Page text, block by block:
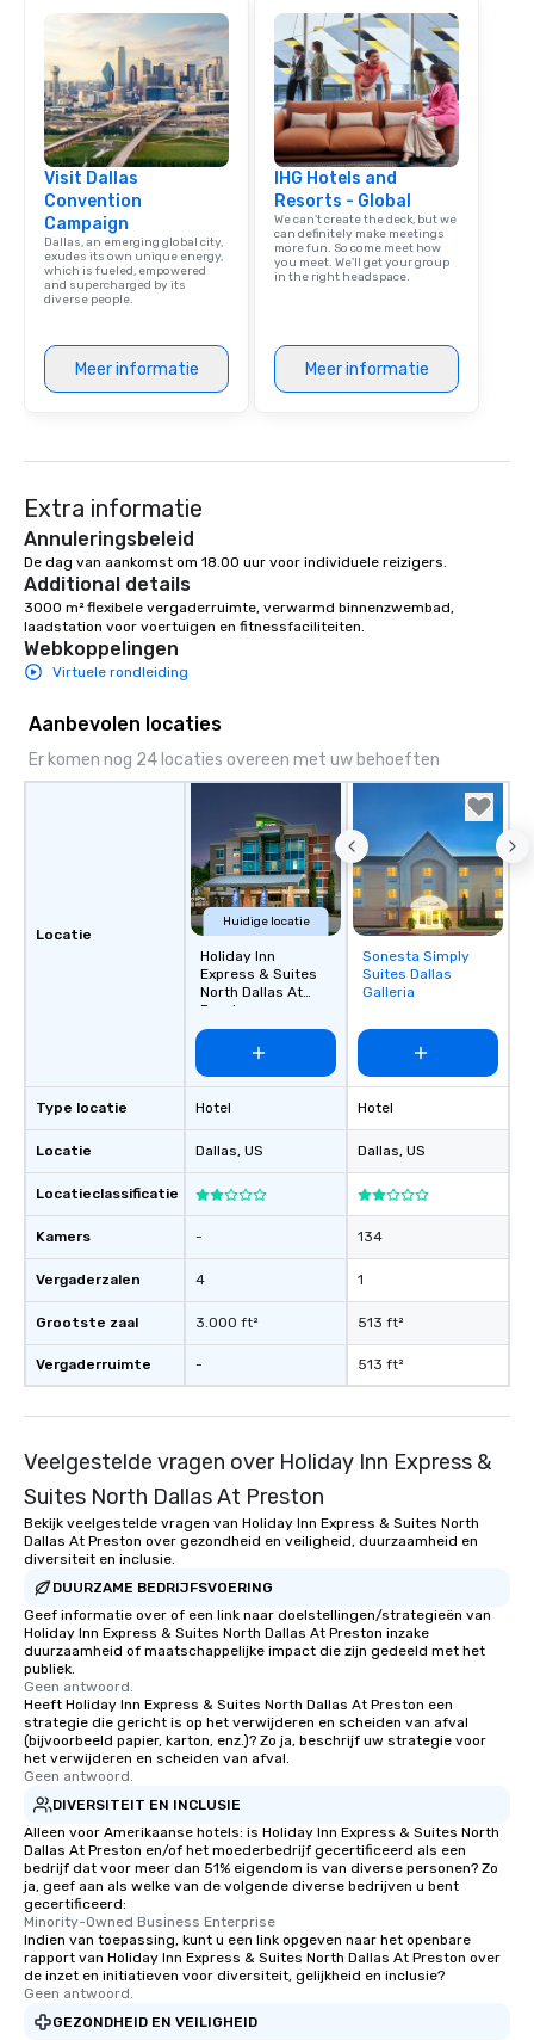
Visit Dallas
Convention
Campaign
Dallas, an emerging global city,
exudes its own unique energy,
which is fueled, empowered
and supercharged by its
diverse people.
Meer informatie
IHG Hotels and
Resorts - Global
We can't create the deck, but we
can definitely make meetings
more fun. So come meet how
you meet. We'll get your group
in the right headspace.
Meer informatie
Extra informatie
Annuleringsbeleid
De dag van aankomst om 18.00 uur voor individuele reizigers.
Additional details
3000 m² flexibele vergaderruimte, verwarmd binnenzwembad,
laadstation voor voertuigen en fitnessfaciliteiten.
Webkoppelingen
Virtuele rondleiding
Aanbevolen locaties
Er komen nog 24 locaties overeen met uw behoeften
Locatie
Type locatie
Locatie
Locatieclassificatie
Kamers
Vergaderzalen
Grootste zaal
Vergaderruimte
Huidige locatie
Holiday Inn
Express & Suites
North Dallas At
Preston
Hotel
Dallas, US
-
4
3.000 ft²
-
Removed from
favorites
Sonesta Simply
Suites Dallas
Galleria
Hotel
Dallas, US
134
1
513 ft²
513 ft²
Veelgestelde vragen over Holiday Inn Express &
Suites North Dallas At Preston
Bekijk veelgestelde vragen van Holiday Inn Express & Suites North
Dallas At Preston over gezondheid en veiligheid, duurzaamheid en
diversiteit en inclusie.
DUURZAME BEDRIJFSVOERING
Geef informatie over of een link naar doelstellingen/strategieën van
Holiday Inn Express & Suites North Dallas At Preston inzake
duurzaamheid of maatschappelijke impact die zijn gedeeld met het
publiek.
Geen antwoord.
Heeft Holiday Inn Express & Suites North Dallas At Preston een
strategie die gericht is op het verwijderen en scheiden van afval
(bijvoorbeeld papier, karton, enz.)? Zo ja, beschrijf uw strategie voor
het verwijderen en scheiden van afval.
Geen antwoord.
DIVERSITEIT EN INCLUSIE
Alleen voor Amerikaanse hotels: is Holiday Inn Express & Suites North
Dallas At Preston en/of het moederbedrijf gecertificeerd als een
bedrijf dat voor meer dan 51% eigendom is van diverse personen? Zo
ja, geef aan als welke van de volgende diverse bedrijven u bent
gecertificeerd:
Minority-Owned Business Enterprise
Indien van toepassing, kunt u een link opgeven naar het openbare
rapport van Holiday Inn Express & Suites North Dallas At Preston over
de inzet en initiatieven voor diversiteit, gelijkheid en inclusie?
Geen antwoord.
GEZONDHEID EN VEILIGHEID